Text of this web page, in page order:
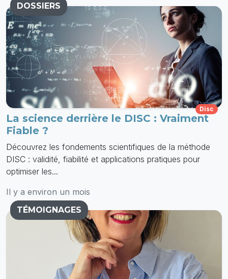
DOSSIERS
Disc
La science derrière le DISC : Vraiment
Fiable ?
Découvrez les fondements scientifiques de la méthode
DISC : validité, fiabilité et applications pratiques pour
optimiser les...
Il y a environ un mois
TÉMOIGNAGES